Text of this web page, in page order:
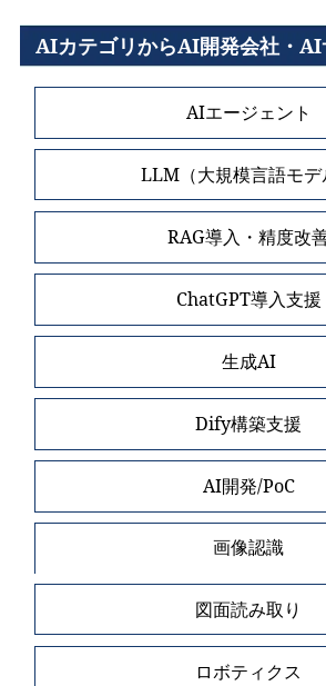
AIカテゴリからAI開発会社・
AIエージェント
LLM（大規模言語モデ
RAG導入・精度改
ChatGPT導入支援
生成AI
Dify構築支援
AI開発/PoC
画像認識
図面読み取り
ロボティクス